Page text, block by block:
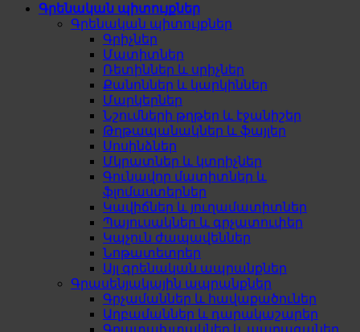
Գրենական պիտույքներ
Գրենական պիտույքներ
Գրիչներ
Մատիտներ
Ռետիններ և սրիչներ
Քանոններ և կարկիններ
Մարկերներ
Նշումների թղթեր և էջանիշեր
Թղթապանակներ և ֆայլեր
Սոսինձներ
Մկրատներ և կտրիչներ
Գունավոր մատիտներ և
ֆլոմաստերներ
Կավիճներ և յուղամատիտներ
Պայուսակներ և գրչատուփեր
Կպչուն ժապավեններ
Նոթատետրեր
Այլ գրենական ապրանքներ
Գրասենյակային ապրանքներ
Գրչամաններ և հավաքածուներ
Աղբամաններ և դարակաշարեր
Գրատախտակներ և պարագաներ